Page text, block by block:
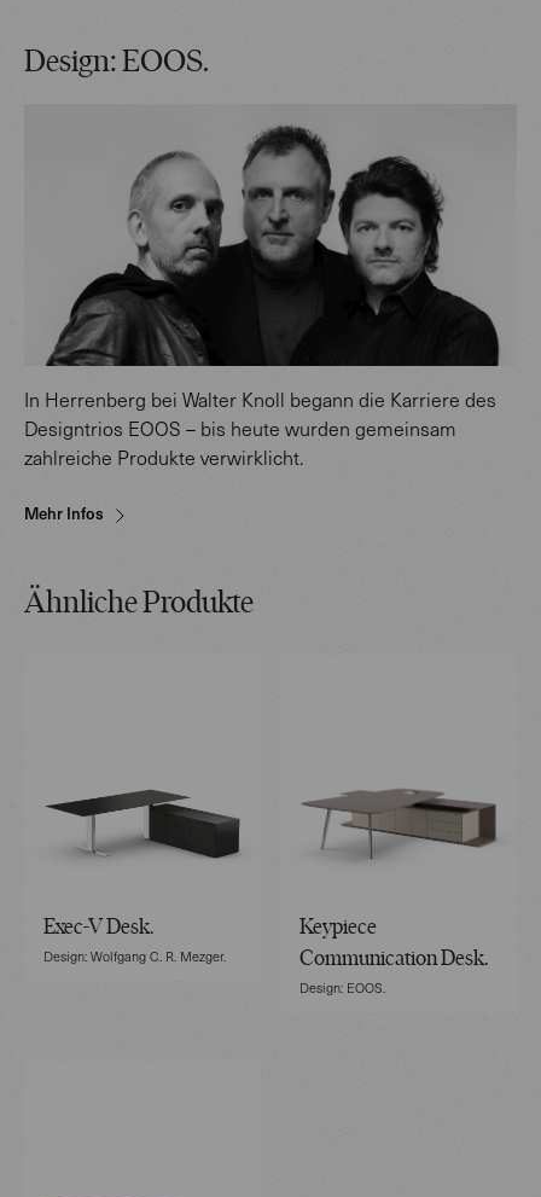
Design: EOOS.
In Herrenberg bei Walter Knoll begann die Karriere des
Designtrios EOOS – bis heute wurden gemeinsam
zahlreiche Produkte verwirklicht.
Mehr Infos
Ähnliche Produkte
Exec-V Desk.
Design: Wolfgang C. R. Mezger.
Keypiece
Communication Desk.
Design: EOOS.